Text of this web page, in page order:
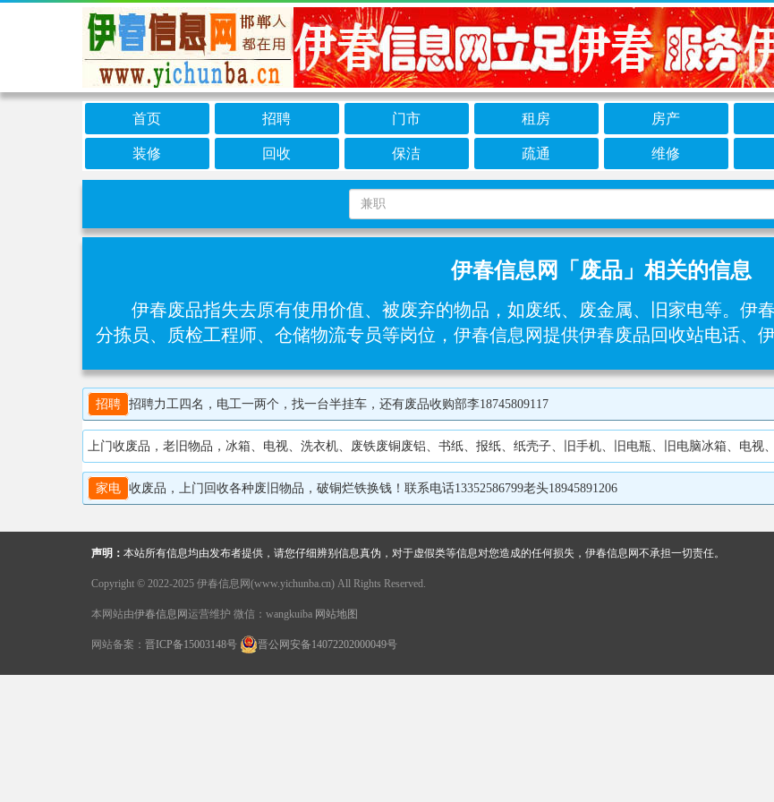
首页 招聘 门市 租房 房产
装修 回收 保洁 疏通 维修
伊春信息网「废品」相关的信息
伊春废品指失去原有使用价值、被废弃的物品，如废纸、废金属、旧家电等。伊
分拣员、质检工程师、仓储物流专员等岗位，伊春信息网提供伊春废品回收站电话、
招聘 招聘力工四名，电工一两个，找一台半挂车，还有废品收购部李18745809117
家电 收废品，上门回收各种废旧物品，破铜烂铁换钱！联系电话13352586799老头18945891206
声明： 本站所有信息均由发布者提供，请您仔细辨别信息真伪，对于虚假类等信息对您造成的任何损失，伊春信息网不承担一切责任。
Copyright © 2022-2025 伊春信息网(www.yichunba.cn) All Rights Reserved.
本网站由伊春信息网 运营维护 微信：wangkuiba 网站地图
网站备案： 晋ICP备15003148号 晋公网安备14072202000049号